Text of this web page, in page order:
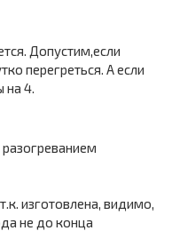
Допустим,если
перегреться. А если
на 4.

изготовлена, видимо,
не до конца